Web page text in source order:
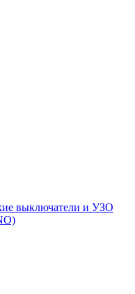
выключатели и УЗО